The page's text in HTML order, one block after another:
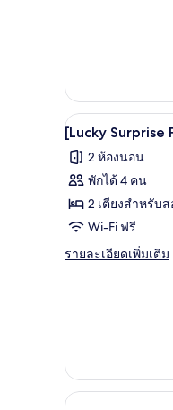
Surprise
PKG]
Premier
Suite
Twin
เปิด
ภาพถ่าย
ทั้งหมด
ของ
[Lucky
Surprise
13
[Lucky Surprise
2 ห้องนอน
พักได้ 4 คน
2 เตียงสำหรับ
Wi-Fi ฟรี
รายละเอียดเพิ่มเติม
ราย
Surprise
PKG]
Signature